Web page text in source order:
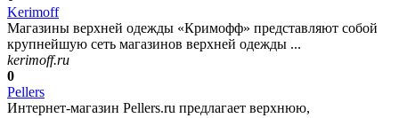
Kerimoff
Магазины верхней одежды «Кримофф» представляют собой
крупнейшую сеть магазинов верхней одежды ...
kerimoff.ru
0
Pellers
Интернет-магазин Pellers.ru предлагает верхнюю,